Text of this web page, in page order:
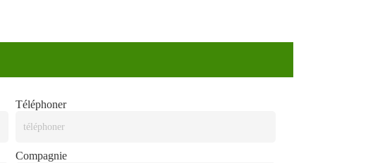
Téléphoner
Compagnie